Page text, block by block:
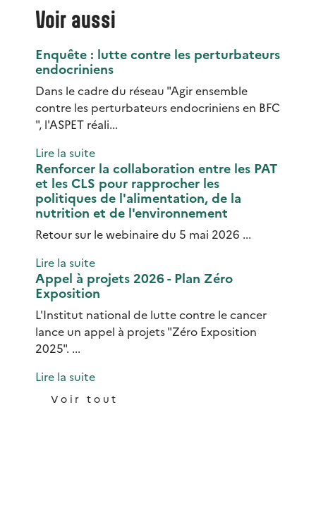
Voir aussi
Enquête : lutte contre les perturbateurs
endocriniens
Dans le cadre du réseau "Agir ensemble
contre les perturbateurs endocriniens en BFC
", l'ASPET réali...
Lire la suite
Renforcer la collaboration entre les PAT
et les CLS pour rapprocher les
politiques de l'alimentation, de la
nutrition et de l'environnement
Retour sur le webinaire du 5 mai 2026 ...
Lire la suite
Appel à projets 2026 - Plan Zéro
Exposition
L'Institut national de lutte contre le cancer
lance un appel à projets "Zéro Exposition
2025". ...
Lire la suite
Voir tout